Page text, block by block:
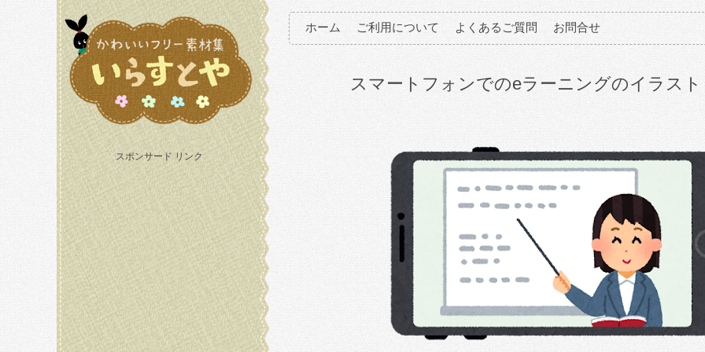
スポンサード リンク
ホーム ご利用について よくあるご質問 お問合せ
スマートフォンでのeラーニングのイラスト